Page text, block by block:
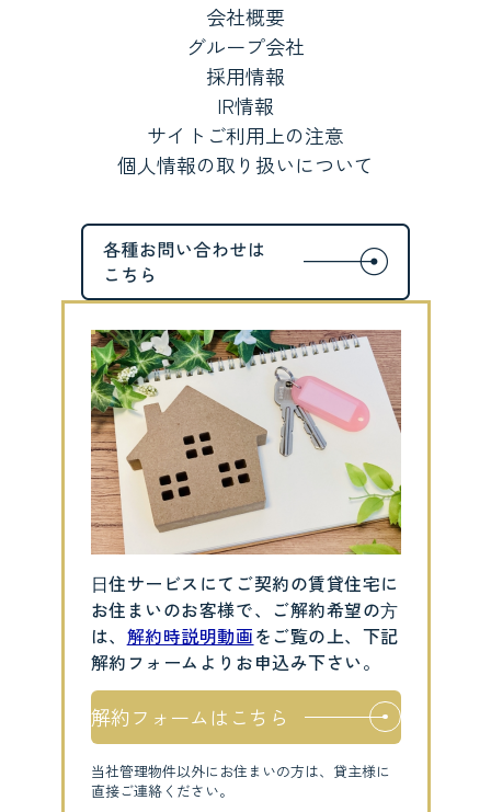
会社概要
グループ会社
採用情報
IR情報
サイトご利用上の注意
個人情報の取り扱いについて
⽇住サービスにてご契約の賃貸住宅に
お住まいのお客様で、ご解約希望の⽅
は、 解約時説明動画をご覧の上、下記
解約フォームよりお申込み下さい。
解約フォームはこちら
当社管理物件以外にお住まいの方は、貸主様に
直接ご連絡ください。